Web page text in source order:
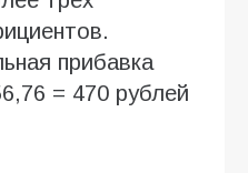
прибавка
= 470 рублей